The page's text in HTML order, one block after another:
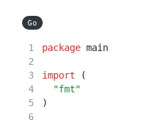
Go
package main
import (
"fmt"
)